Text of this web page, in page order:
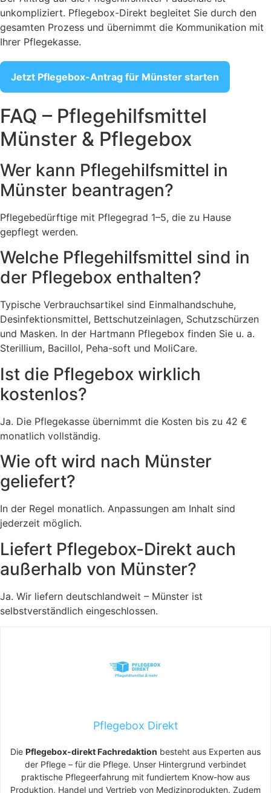
unkompliziert. Pflegebox-Direkt begleitet Sie durch den
gesamten Prozess und übernimmt die Kommunikation mit
Ihrer Pflegekasse.
Jetzt Pflegebox-Antrag für Münster starten
FAQ – Pflegehilfsmittel
Münster & Pflegebox
Wer kann Pflegehilfsmittel in
Münster beantragen?
Pflegebedürftige mit Pflegegrad 1–5, die zu Hause
gepflegt werden.
Welche Pflegehilfsmittel sind in
der Pflegebox enthalten?
Typische Verbrauchsartikel sind Einmalhandschuhe,
Desinfektionsmittel, Bettschutzeinlagen, Schutzschürzen
und Masken. In der Hartmann Pflegebox finden Sie u. a.
Sterillium, Bacillol, Peha-soft und MoliCare.
Ist die Pflegebox wirklich
kostenlos?
Ja. Die Pflegekasse übernimmt die Kosten bis zu 42 €
monatlich vollständig.
Wie oft wird nach Münster
geliefert?
In der Regel monatlich. Anpassungen am Inhalt sind
jederzeit möglich.
Liefert Pflegebox-Direkt auch
außerhalb von Münster?
Ja. Wir liefern deutschlandweit – Münster ist
selbstverständlich eingeschlossen.
Pflegebox Direkt
Die Pflegebox-direkt Fachredaktion besteht aus Experten aus
der Pflege – für die Pflege. Unser Hintergrund verbindet
praktische Pflegeerfahrung mit fundiertem Know-how aus
Produktion, Handel und Vertrieb von Medizinprodukten. Zudem